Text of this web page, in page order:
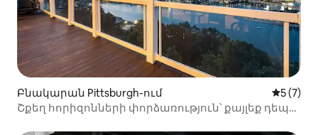
Բնակարան Pittsburgh-ում Միջին
5 (7)
Շքեղ հորիզոնների փորձառություն՝ քայլեք դեպի